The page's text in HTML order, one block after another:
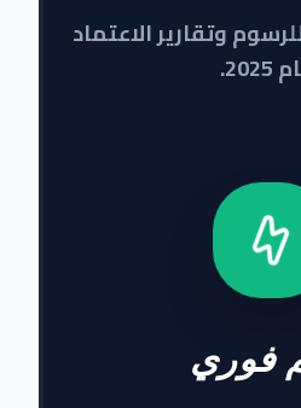
وتقارير الاعتماد
فوري